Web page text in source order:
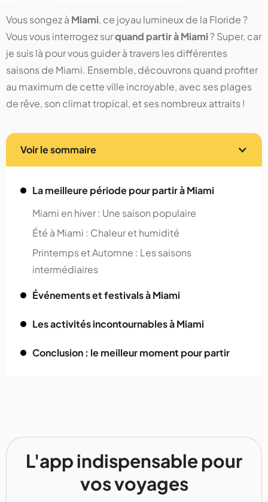
Vous songez à Miami, ce joyau lumineux de la Floride ?
Vous vous interrogez surquand partir à Miami? Super, car
je suis là pour vous guider à travers les différentes
saisons de Miami. Ensemble, découvrons quand profiter
au maximum de cette ville incroyable, avec ses plages
de rêve, son climat tropical, et ses nombreux attraits !
Voir le sommaire
La meilleure période pour partir à Miami
Miami en hiver : Une saison populaire
Été à Miami : Chaleur et humidité
Printemps et Automne : Les saisons
intermédiaires
Événements et festivals à Miami
Les activités incontournables à Miami
Conclusion : le meilleur moment pour partir
L'app indispensable pour
vos voyages